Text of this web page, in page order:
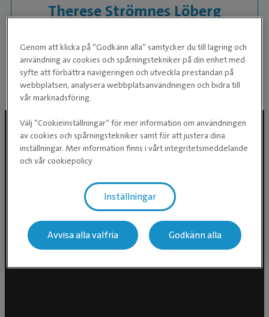
Therese Strömnes Löberg
KLINIK:Evidensia Specialisthästsjukhuset
Helsingborg
Evidensia Djursjukvård AB
Östhammarsgatan 74
Genom att klicka på ”Godkänn alla” samtycker du till lagring och
användning av cookies och spårningstekniker på din enhet med
syfte att förbättra navigeringen och utveckla prestandan på
webbplatsen, analysera webbplatsanvändningen och bidra till
vår marknadsföring.
Välj ”Cookieinställningar” för mer information om användningen
av cookies och spårningstekniker samt för att justera dina
inställningar. Mer information finns i vårt integritetsmeddelande
och vår cookiepolicy
Inställningar
Avvisa alla valfria Godkänn alla